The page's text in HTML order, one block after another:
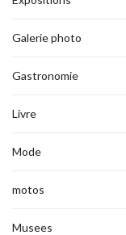
Galerie photo
Gastronomie
Livre
Mode
motos
Musees